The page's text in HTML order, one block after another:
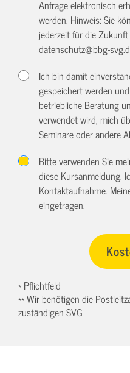
Anfrage elektronisch
werden. Hinweis: Sie
jederzeit für die Zukunft
datenschutz@bbg-
Ich bin damit
gespeichert werden
betriebliche Beratung
verwendet wird, mich
Seminare oder andere
Bitte verwenden Sie
diese Kursanmeldung.
Kontaktaufnahme.
eingetragen.
* Pflichtfeld
** Wir benötigen die
zuständigen SVG